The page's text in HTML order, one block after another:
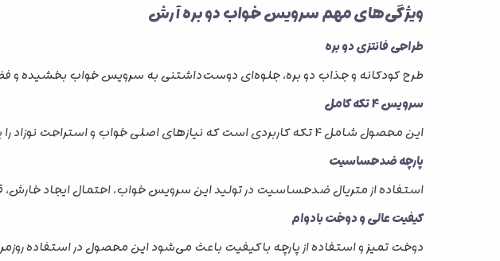
ویژگی‌های مهم سرویس خواب دو بره آرش
طراحی فانتزی دو بره
طرح کودکانه و جذاب دو بره، جلوه‌ای دوست‌داشتنی به سرویس خواب بخشیده و فضای
سرویس 4 تکه کامل
این محصول شامل 4 تکه کاربردی است که نیازهای اصلی خواب و استراحت نوزاد را پوشش می‌دهد و انتخابی مناسب برای تکمیل سرویس خواب کودک محسوب می‌شود.
پارچه ضدحساسیت
استفاده از متریال ضدحساسیت در تولید این سرویس خواب، احتمال ایجاد
کیفیت عالی و دوخت بادوام
دوخت تمیز و استفاده از پارچه باکیفیت باعث می‌شود این محصول در استفاده